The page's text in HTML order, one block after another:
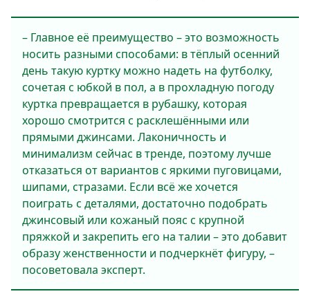
– Главное её преимущество – это возможность
носить разными способами: в тёплый осенний
день такую куртку можно надеть на футболку,
сочетая с юбкой в пол, а в прохладную погоду
куртка превращается в рубашку, которая
хорошо смотрится с расклешёнными или
прямыми джинсами. Лаконичность и
минимализм сейчас в тренде, поэтому лучше
отказаться от вариантов с яркими пуговицами,
шипами, стразами. Если всё же хочется
поиграть с деталями, достаточно подобрать
джинсовый или кожаный пояс с крупной
пряжкой и закрепить его на талии – это добавит
образу женственности и подчеркнёт фигуру, –
посоветовала эксперт.